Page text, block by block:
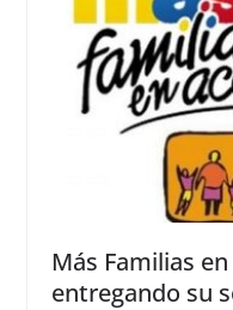
Más Familias
entregando su